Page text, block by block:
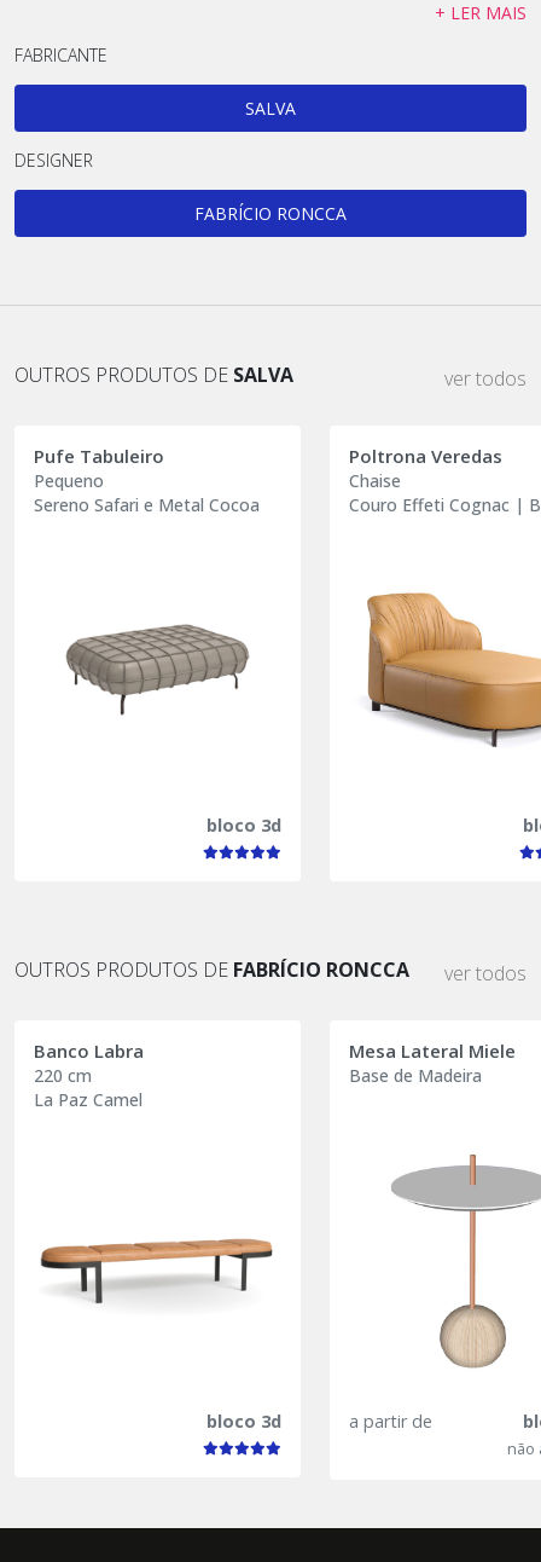
+ LER MAIS
FABRICANTE
SALVA
DESIGNER
FABRÍCIO RONCCA
OUTROS PRODUTOS DE SALVA ver todos
Pufe Tabuleiro
Pequeno
Sereno Safari e Metal Cocoa
bloco 3d
Poltrona Veredas
Chaise
Couro Effeti Cognac |
OUTROS PRODUTOS DE FABRÍCIO RONCCA ver todos
Banco Labra
220 cm
La Paz Camel
bloco 3d
Mesa Lateral Miele
Base de Madeira
a partir de
não